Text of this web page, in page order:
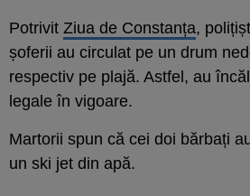
Potrivit Ziua de Constanța,
șoferii au circulat pe un drum
respectiv pe plajă. Astfel, au
legale în vigoare.
Martorii spun că cei doi bărbați
un ski jet din apă.